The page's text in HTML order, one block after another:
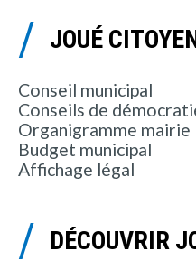
JOUÉ
Conseil municipal
Conseils de
Organigramme mairie
Budget municipal
Affichage légal
DÉCOUVRIR